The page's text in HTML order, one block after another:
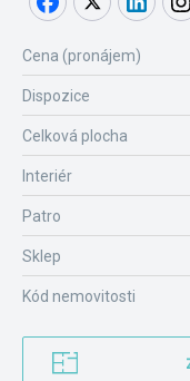
Cena (pronájem)
Dispozice
Celková plocha
Interiér
Patro
Sklep
Kód nemovitosti